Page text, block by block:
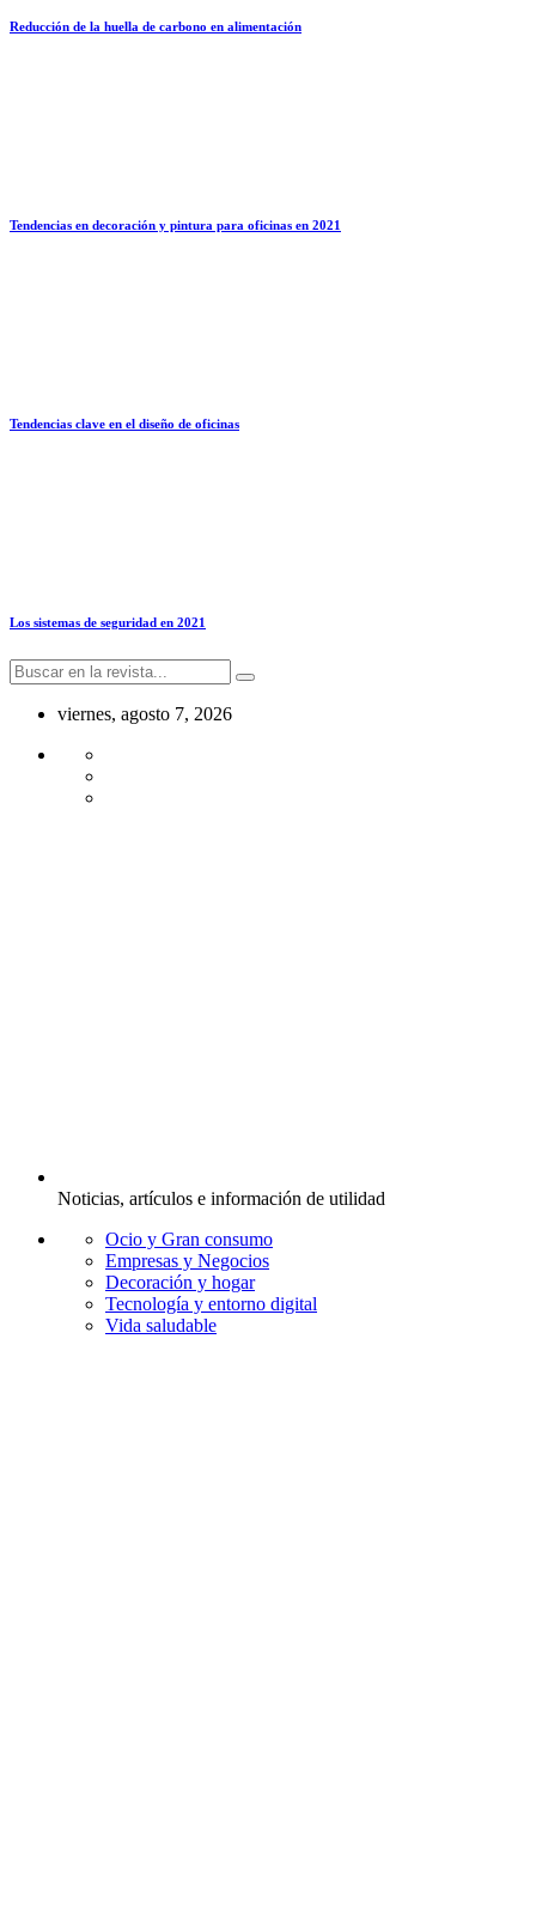
Reducción de la huella de carbono en alimentación
Tendencias en decoración y pintura para oficinas en 2021
Tendencias clave en el diseño de oficinas
Los sistemas de seguridad en 2021
viernes, agosto 7, 2026
Noticias, artículos e información de utilidad
Ocio y Gran consumo
Empresas y Negocios
Decoración y hogar
Tecnología y entorno digital
Vida saludable